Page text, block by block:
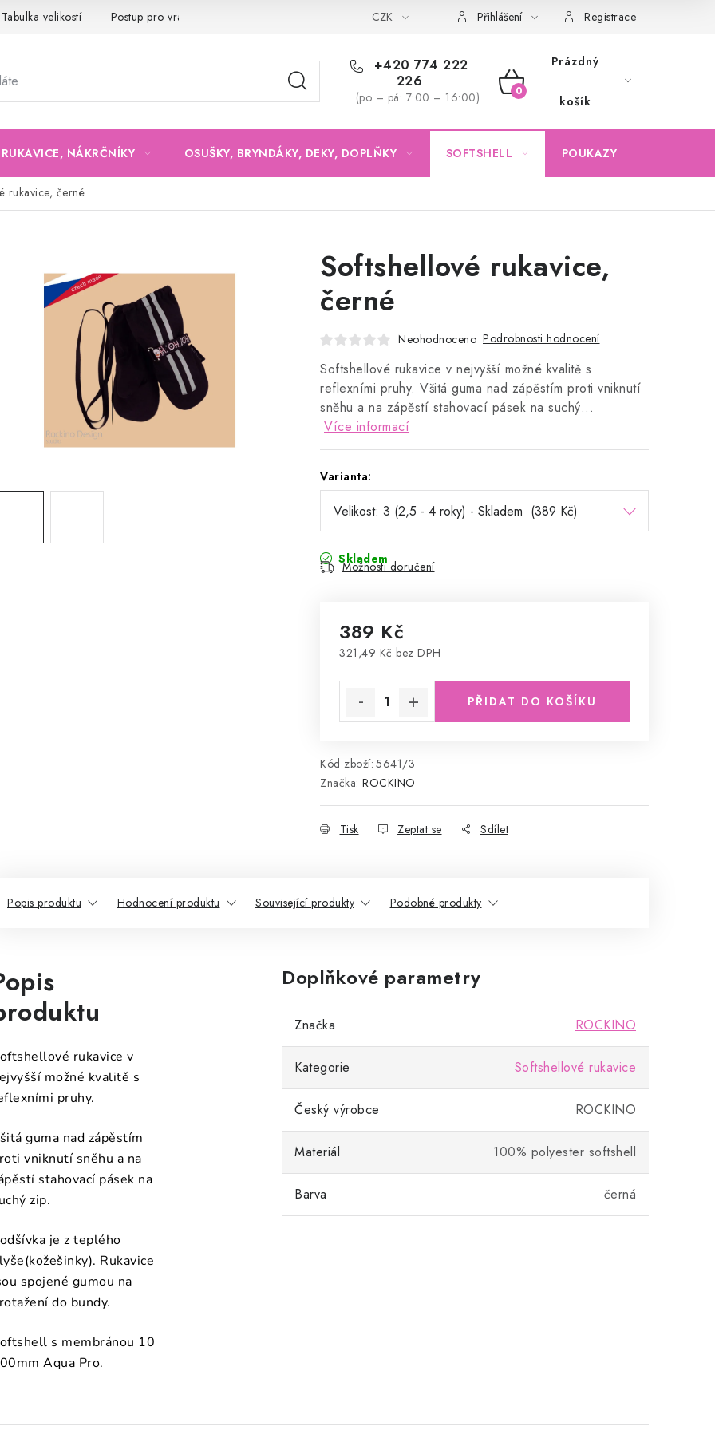
Tabulka velikostí Postup pro vrácení a výměnu Obchodní podmínky Podmínky ochrany osobních údajů
CZK Přihlášení Registrace
+420 774 222
226
(po – pá: 7:00 – 16:00)
NÁKUPNÍ
Prázdný
košík
NÁKRČNÍKY OSUŠKY, BRYNDÁKY, DEKY, DOPLŇKY SOFTSHELL POUKAZY
rukavice, černé
Softshellové rukavice,
černé
Neohodnoceno Podrobnosti hodnocení
Softshellové rukavice v nejvyšší možné kvalitě s
reflexními pruhy. Všitá guma nad zápěstím proti vniknutí
sněhu a na zápěstí stahovací pásek na suchý...
Více informací
Varianta:
Skladem
Možnosti doručení
389 Kč
321,49 Kč bez DPH
PŘIDAT DO KOŠÍKU
Kód zboží: 5641/3
Značka: ROCKINO
Tisk Zeptat se Sdílet
Popis produktu Hodnocení produktu Související produkty Podobné produkty
rukavice v
možné kvalitě s
pruhy.
guma nad zápěstím
vniknutí sněhu a na
stahovací pásek na
zip.
je z teplého
Rukavice
spojené gumou na
do bundy.
s membránou 10
Aqua Pro.
Doplňkové parametry
Značka ROCKINO
Kategorie Softshellové rukavice
Český výrobce ROCKINO
Materiál 100% polyester softshell
Barva černá